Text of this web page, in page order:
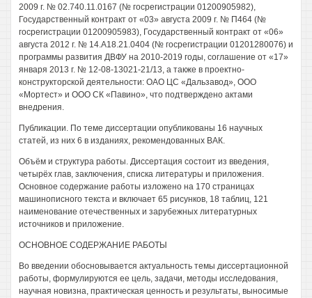
2009 г. № 02.740.11.0167 (№ госрегистрации 01200905982),
Государственный контракт от «03» августа 2009 г. № П464 (№
госрегистрации 01200905983), Государственный контракт от «06»
августа 2012 г. № 14.А18.21.0404 (№ госрегистрации 01201280076) и
программы развития ДВФУ на 2010-2019 годы, соглашение от «17»
января 2013 г. № 12-08-13021-21/13, а также в проектно-
конструкторской деятельности: ОАО ЦС «Дальзавод», ООО
«Мортест» и ООО СК «Павино», что подтверждено актами
внедрения.
Публикации. По теме диссертации опубликованы 16 научных
статей, из них 6 в изданиях, рекомендованных ВАК.
Объём и структура работы. Диссертация состоит из введения,
четырёх глав, заключения, списка литературы и приложения.
Основное содержание работы изложено на 170 страницах
машинописного текста и включает 65 рисунков, 18 таблиц, 121
наименование отечественных и зарубежных литературных
источников и приложение.
ОСНОВНОЕ СОДЕРЖАНИЕ РАБОТЫ
Во введении обосновывается актуальность темы диссертационной
работы, формулируются ее цель, задачи, методы исследования,
научная новизна, практическая ценность и результаты, выносимые